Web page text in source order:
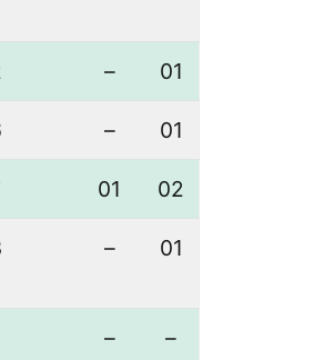
– 01
– 01
01 02
– 01
– –